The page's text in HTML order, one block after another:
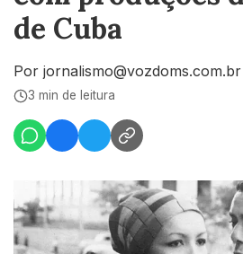
de Cuba
Por jornalismo@vozdoms.com.br
3 min de leitura